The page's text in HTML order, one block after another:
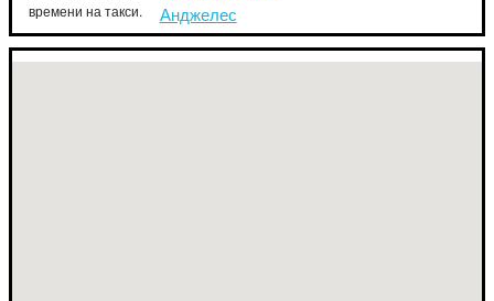
времени на такси.
Анджелес